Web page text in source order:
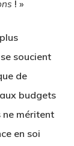
! »
soucient
de
budgets
ne méritent
en soi